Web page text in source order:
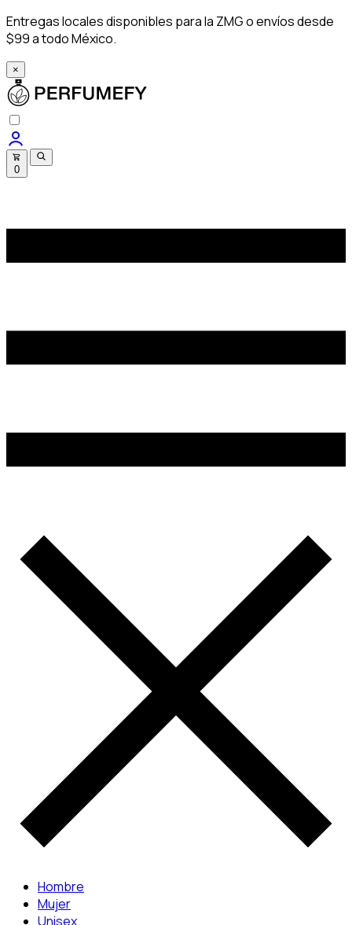
Entregas locales disponibles para la ZMG o envíos desde
$99 a todo México.
×
0
Hombre
Mujer
Unisex